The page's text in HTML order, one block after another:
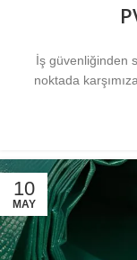
İş güvenliğinden
noktada
10
MAY